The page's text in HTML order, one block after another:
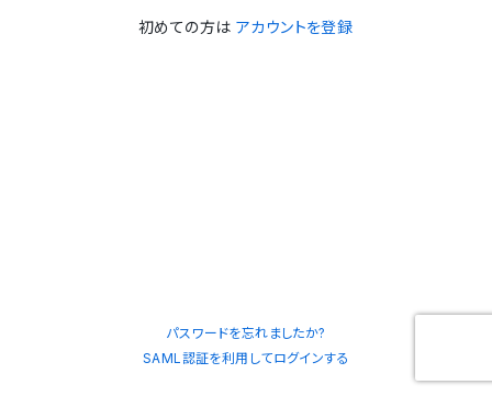
初めての方は アカウントを登録
パスワードを忘れましたか?
SAML認証を利用してログインする